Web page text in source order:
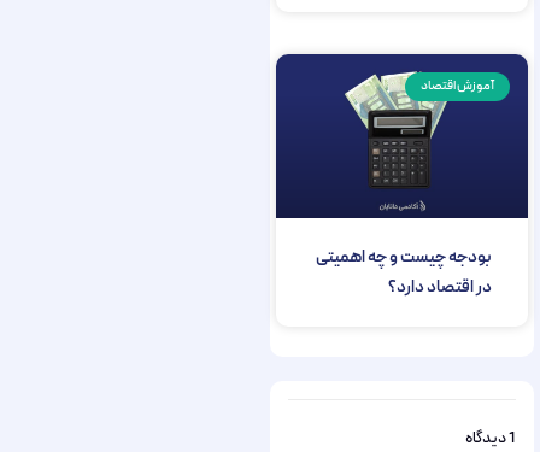
آموزش اقتصاد
بودجه چیست و چه اهمیتی
در اقتصاد دارد؟
1 دیدگاه